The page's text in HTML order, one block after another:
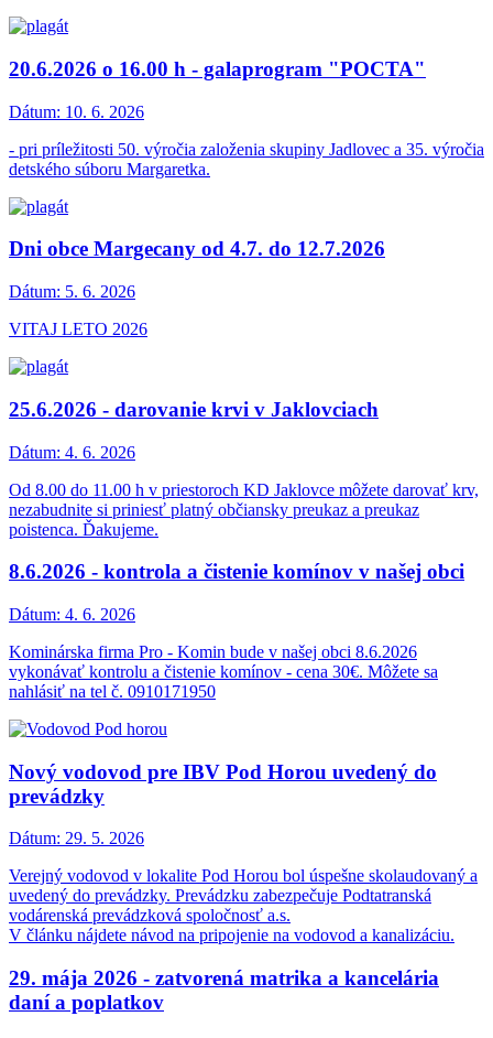
20.6.2026 o 16.00 h - galaprogram "POCTA"
Dátum: 10. 6. 2026
- pri príležitosti 50. výročia založenia skupiny Jadlovec a 35. výročia
detského súboru Margaretka.
Dni obce Margecany od 4.7. do 12.7.2026
Dátum: 5. 6. 2026
VITAJ LETO 2026
25.6.2026 - darovanie krvi v Jaklovciach
Dátum: 4. 6. 2026
Od 8.00 do 11.00 h v priestoroch KD Jaklovce môžete darovať krv,
nezabudnite si priniesť platný občiansky preukaz a preukaz
poistenca. Ďakujeme.
8.6.2026 - kontrola a čistenie komínov v našej obci
Dátum: 4. 6. 2026
Kominárska firma Pro - Komin bude v našej obci 8.6.2026
vykonávať kontrolu a čistenie komínov - cena 30€. Môžete sa
nahlásiť na tel č. 0910171950
Nový vodovod pre IBV Pod Horou uvedený do
prevádzky
Dátum: 29. 5. 2026
Verejný vodovod v lokalite Pod Horou bol úspešne skolaudovaný a
uvedený do prevádzky. Prevádzku zabezpečuje Podtatranská
vodárenská prevádzková spoločnosť a.s.
V článku nájdete návod na pripojenie na vodovod a kanalizáciu.
29. mája 2026 - zatvorená matrika a kancelária
daní a poplatkov